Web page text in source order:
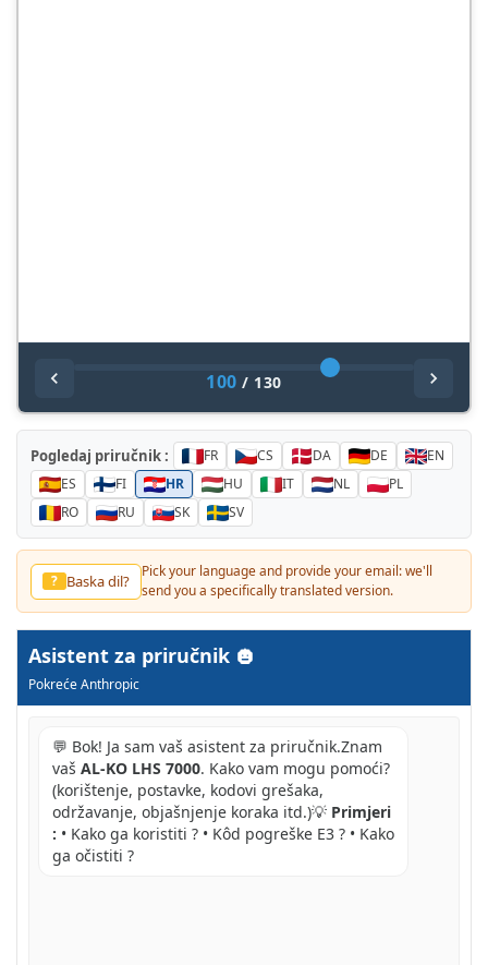
100 / 130
Pogledaj priručnik : FR CS DA DE
EN
ES
FI HR HU IT NL
PL
RO
RU SK SV
? Baska dil?
Pick your language and provide your email: we'll
send you a specifically translated version.
Asistent za priručnik
Pokreće Anthropic
💬 Bok! Ja sam vaš asistent za priručnik.Znam
vaš AL-KO LHS 7000. Kako vam mogu pomoći?
(korištenje, postavke, kodovi grešaka,
održavanje, objašnjenje koraka itd.)💡 Primjeri
: • Kako ga koristiti ? • Kôd pogreške E3 ? • Kako
ga očistiti ?